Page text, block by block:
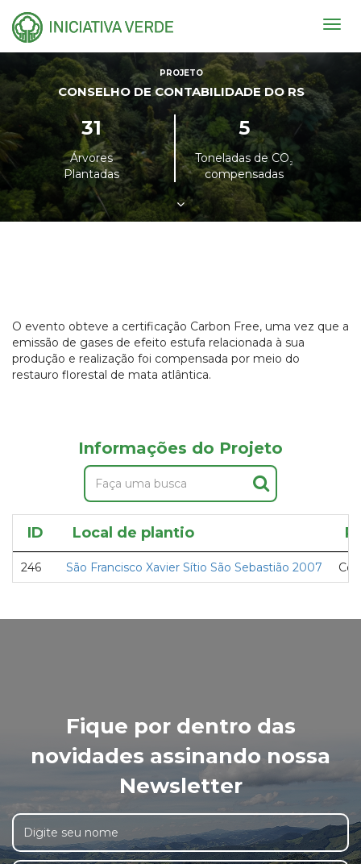
PROJETO
CONSELHO DE CONTABILIDADE DO RS
31
Árvores
Plantadas
5
Toneladas de CO²
compensadas
O evento obteve a certificação Carbon Free, uma vez que a
emissão de gases de efeito estufa relacionada à sua
produção e realização foi compensada por meio do
restauro florestal de mata atlântica.
Informações do Projeto
ID Local de plantio
246 São Francisco Xavier Sítio São Sebastião 2007
Fique por dentro das
novidades assinando nossa
Newsletter